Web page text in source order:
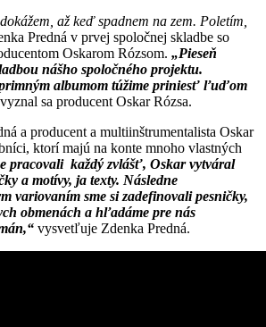
až keď spadnem na zem. Poletím,
Predná v prvej spoločnej skladbe so
Oskarom Rózsom. „Pieseň
nášho spoločného projektu.
albumom túžime priniesť ľuďom
vyznal sa producent Oskar Rózsa.
a producent a multiinštrumentalista Oskar
ktorí majú na konte mnoho vlastných
pracovali každý zvlášť, Oskar vytváral
a motívy, ja texty. Následne
variovaním sme si zadefinovali pesničky,
obmenách a hľadáme pre nás
vysvetľuje Zdenka Predná.